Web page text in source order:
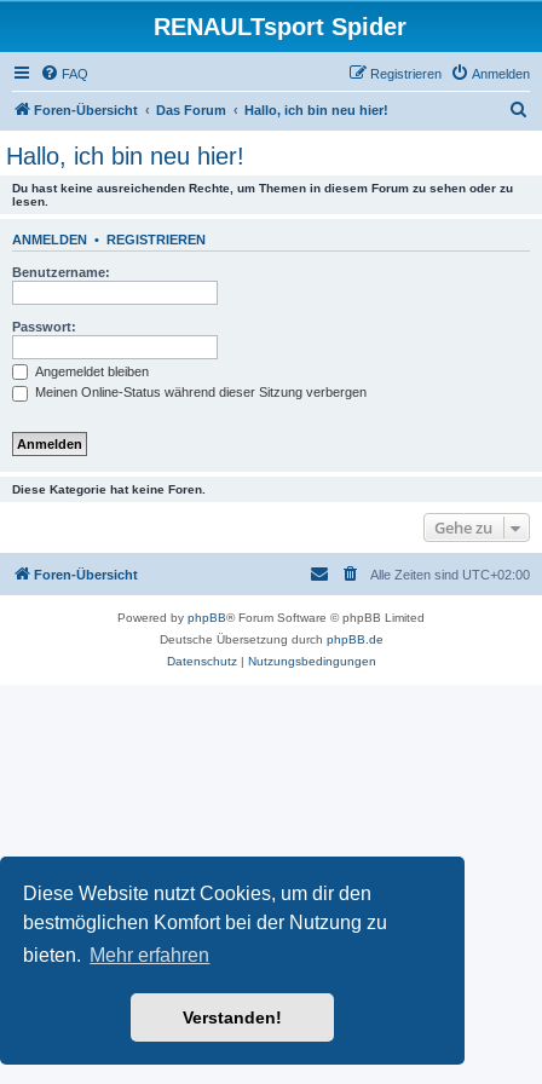
Diese Website nutzt Cookies, um dir den
bestmöglichen Komfort bei der Nutzung zu
bieten. Mehr erfahren
Verstanden!
RENAULTsport Spider
FAQ Anmelden
Registrieren
Foren-Übersicht Das Forum Hallo, ich bin neu hier!
Hallo, ich bin neu hier!
Du hast keine ausreichenden Rechte, um Themen in diesem Forum zu sehen oder zu
lesen.
ANMELDEN • REGISTRIEREN
Benutzername:
Passwort:
Angemeldet bleiben
Meinen Online-Status während dieser Sitzung verbergen
Diese Kategorie hat keine Foren.
Gehe zu
Foren-Übersicht Alle Zeiten sind UTC+02:00
Powered by phpBB® Forum Software © phpBB Limited
Deutsche Übersetzung durch phpBB.de
Datenschutz| Nutzungsbedingungen